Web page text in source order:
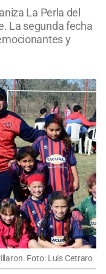
La Perla del
La segunda fecha
y
Foto: Luis Cetraro